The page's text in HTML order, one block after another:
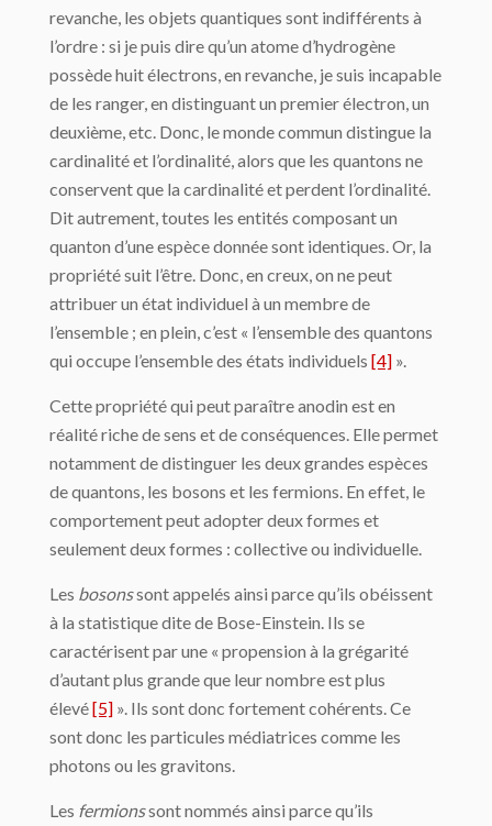
revanche, les objets quantiques sont indifférents à
l’ordre : si je puis dire qu’un atome d’hydrogène
possède huit électrons, en revanche, je suis incapable
de les ranger, en distinguant un premier électron, un
deuxième, etc. Donc, le monde commun distingue la
cardinalité et l’ordinalité, alors que les quantons ne
conservent que la cardinalité et perdent l’ordinalité.
Dit autrement, toutes les entités composant un
quanton d’une espèce donnée sont identiques. Or, la
propriété suit l’être. Donc, en creux, on ne peut
attribuer un état individuel à un membre de
l’ensemble ; en plein, c’est « l’ensemble des quantons
qui occupe l’ensemble des états individuels [4] ».
Cette propriété qui peut paraître anodin est en
réalité riche de sens et de conséquences. Elle permet
notamment de distinguer les deux grandes espèces
de quantons, les bosons et les fermions. En effet, le
comportement peut adopter deux formes et
seulement deux formes : collective ou individuelle.
Les bosonssont appelés ainsi parce qu’ils obéissent
à la statistique dite de Bose-Einstein. Ils se
caractérisent par une « propension à la grégarité
d’autant plus grande que leur nombre est plus
élevé[5] ». Ils sont donc fortement cohérents. Ce
sont donc les particules médiatrices comme les
photons ou les gravitons.
Les fermionssont nommés ainsi parce qu’ils